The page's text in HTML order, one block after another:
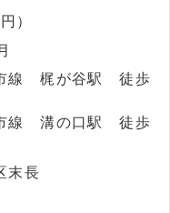
）
線 梶が谷駅 徒歩
線 溝の口駅 徒歩
末長